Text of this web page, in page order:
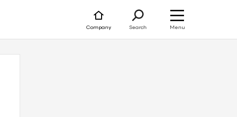
Company Search Menu